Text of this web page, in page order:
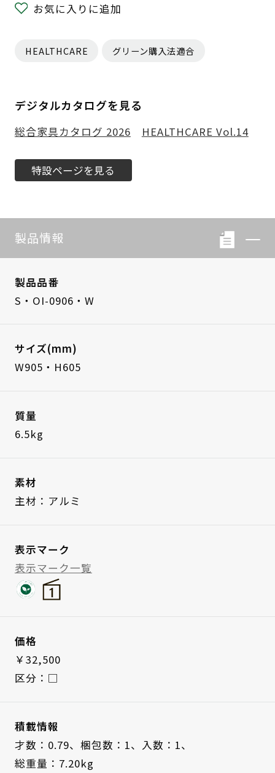
お気に入りに追加
HEALTHCARE グリーン購入法適合
デジタルカタログを見る
総合家具カタログ 2026 HEALTHCARE Vol.14
特設ページを見る
製品情報
製品品番
S・OI-0906・W
サイズ(mm)
W905・H605
質量
6.5kg
素材
主材：アルミ
表示マーク
表示マーク一覧
価格
￥32,500
区分：□
積載情報
才数：0.79、 梱包数：1、 入数：1、
総重量：7.20kg